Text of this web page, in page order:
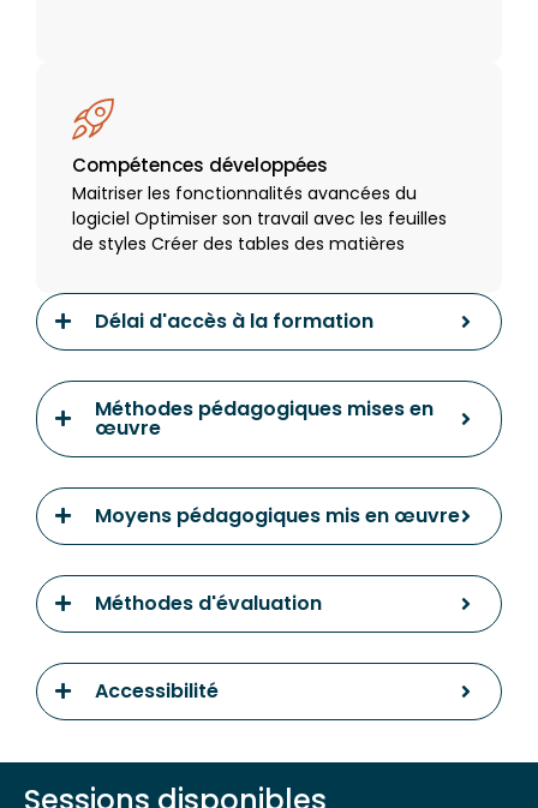
Compétences développées
Maitriser les fonctionnalités avancées du
logiciel Optimiser son travail avec les feuilles
de styles Créer des tables des matières
Délai d'accès à la formation
Méthodes pédagogiques mises en
œuvre
Moyens pédagogiques mis en œuvre
Méthodes d'évaluation
Accessibilité
Sessions disponibles